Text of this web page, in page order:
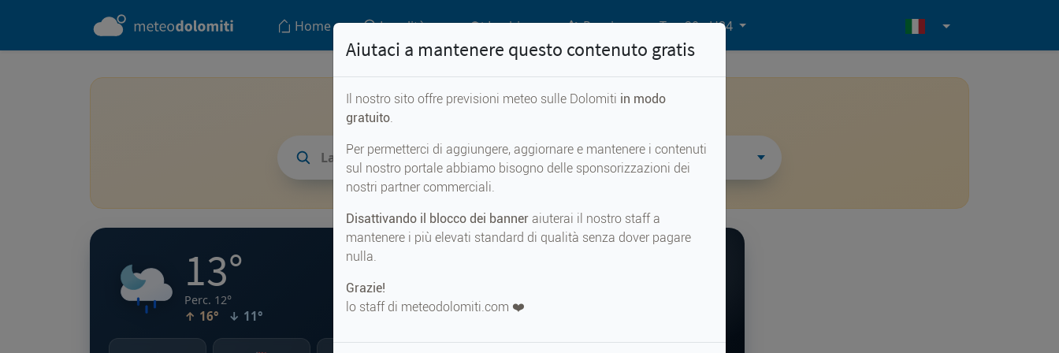
Home Località Laghi Passi Top 20 - H24
Lago di Vizze
13°
Perc. 12°
↑ 16° ↓ 11°
Aiutaci a mantenere questo contenuto gratis
Il nostro sito offre previsioni meteo sulle Dolomiti in modo
gratuito.
Per permetterci di aggiungere, aggiornare e mantenere i contenuti
sul nostro portale abbiamo bisogno delle sponsorizzazioni dei
nostri partner commerciali.
Disattivando il blocco dei banner aiuterai il nostro staff a
mantenere i più elevati standard di qualità senza dover pagare
nulla.
Grazie!
lo staff di meteodolomiti.com ❤️